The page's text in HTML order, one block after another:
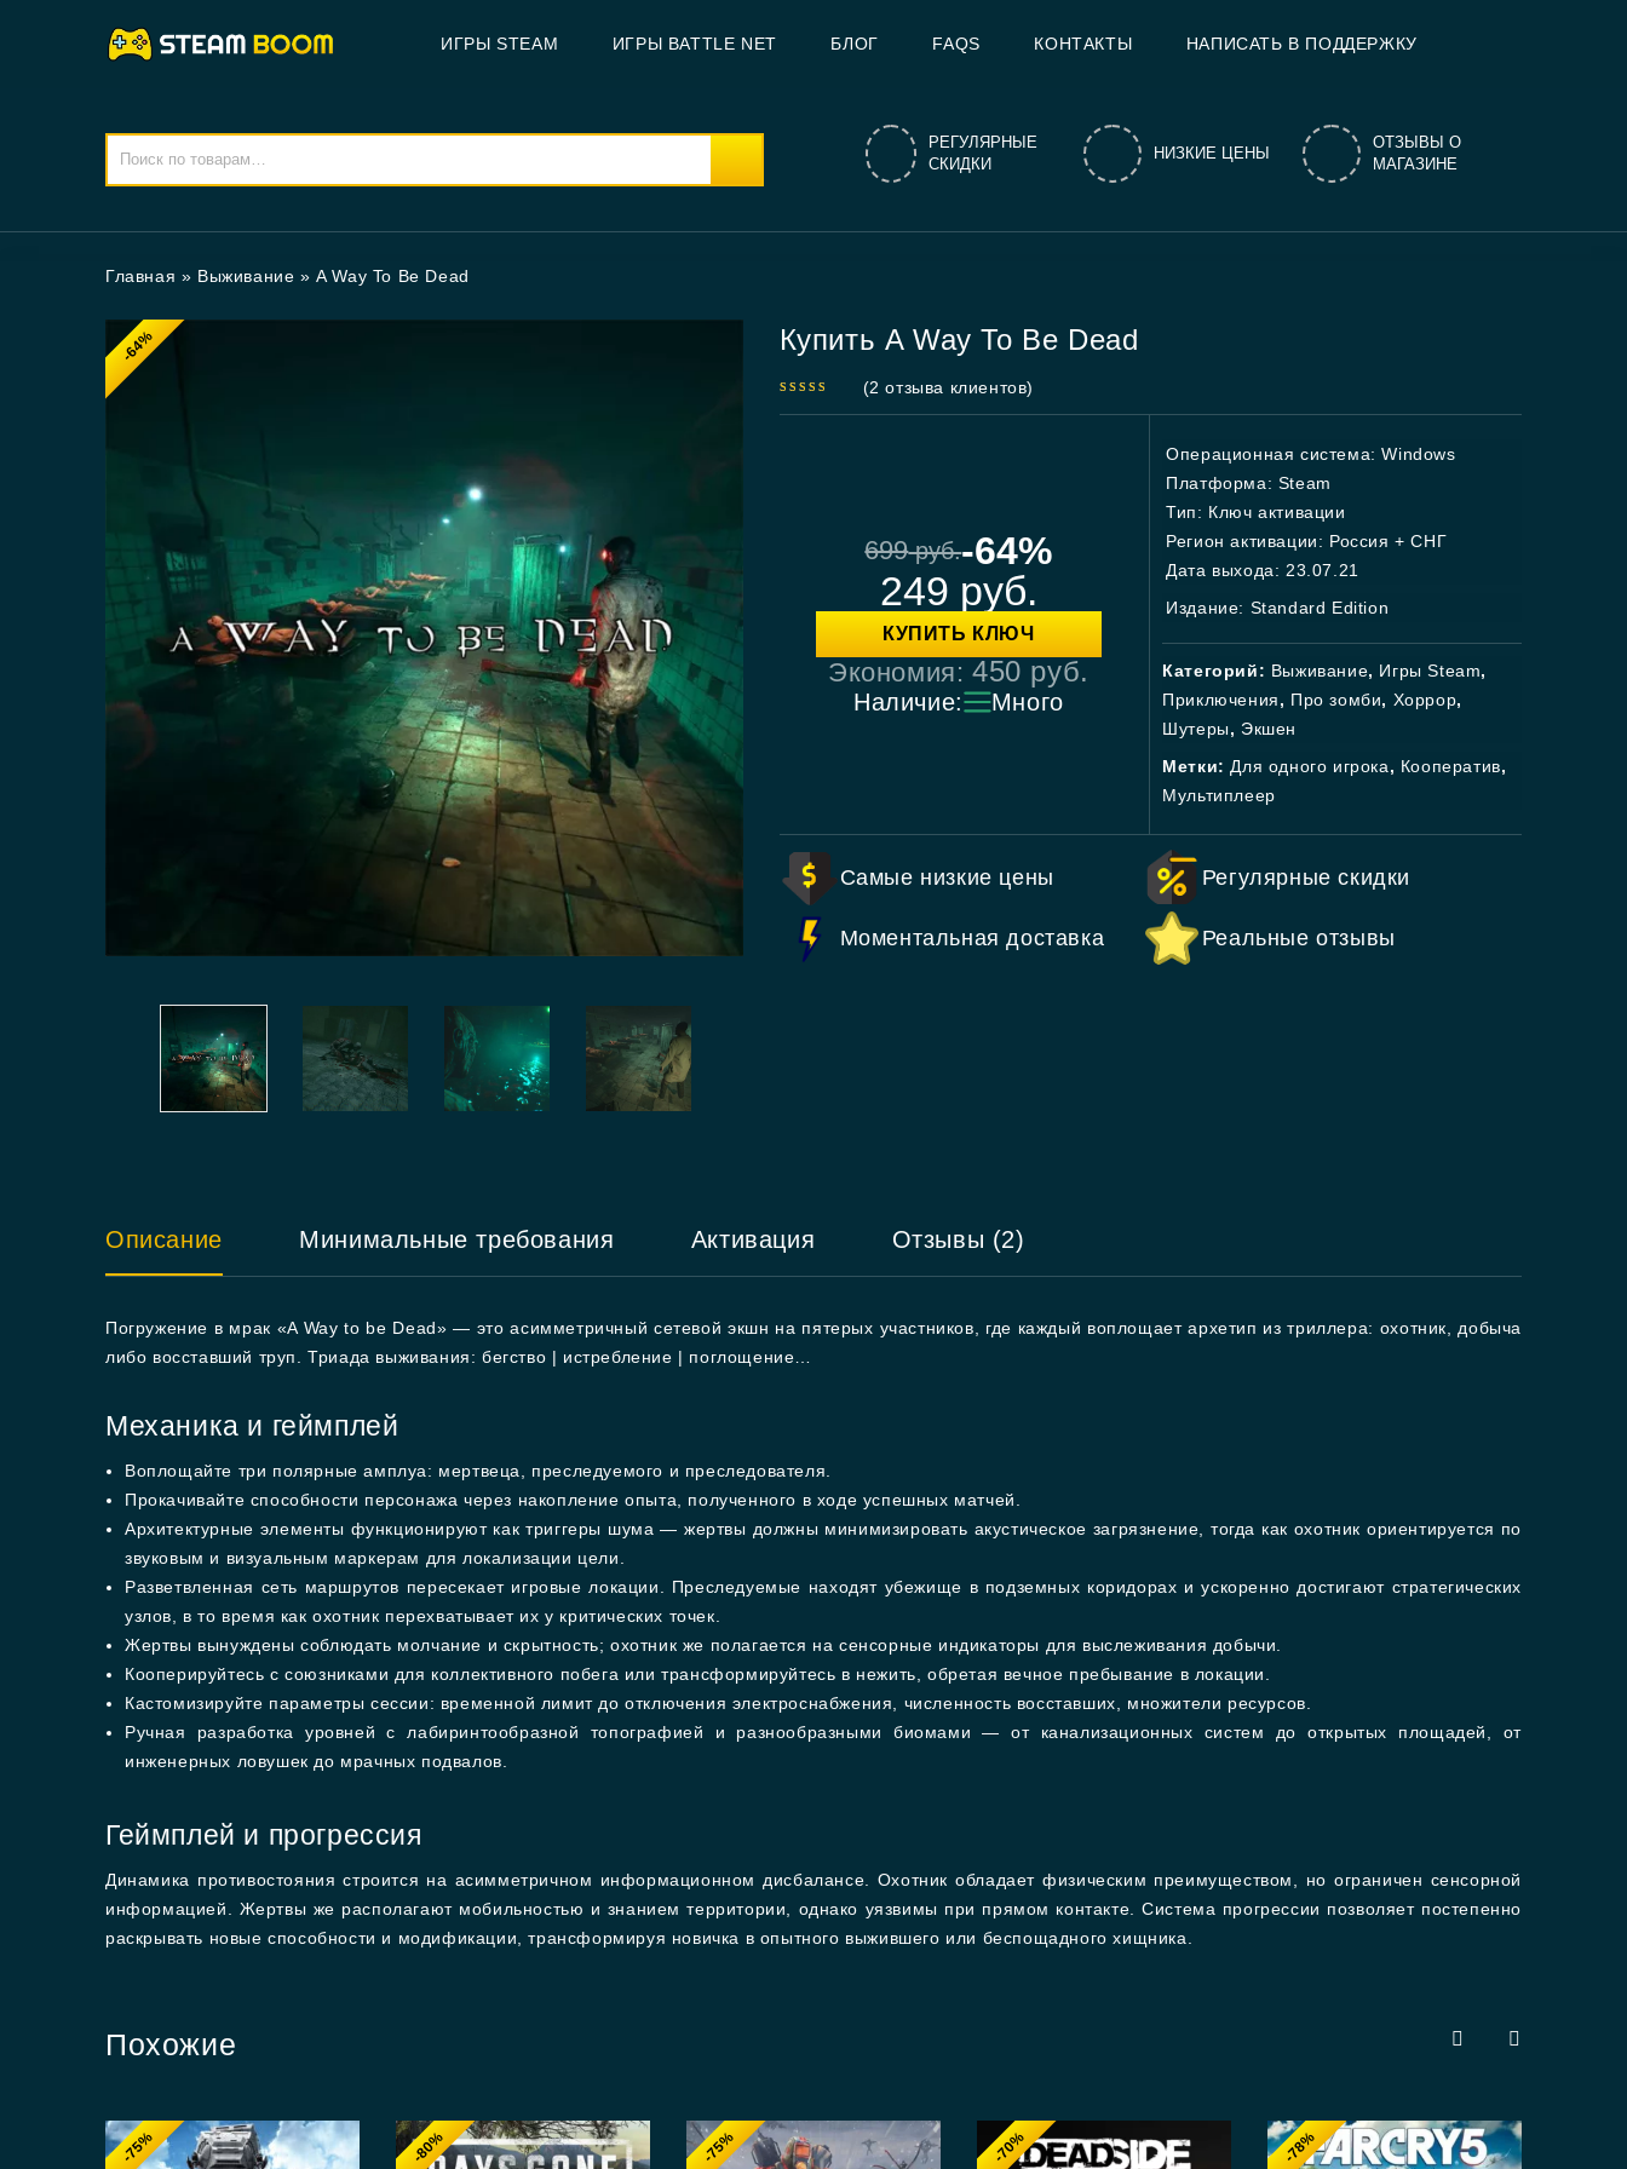
ИГРЫ STEAM ИГРЫ BATTLE NET БЛОГ FAQS КОНТАКТЫ НАПИСАТЬ В ПОДДЕРЖКУ
РЕГУЛЯРНЫЕ
СКИДКИ
НИЗКИЕ ЦЕНЫ
ОТЗЫВЫ О
МАГАЗИНЕ
Главная » Выживание »A Way To Be Dead
-64% Купить A Way To Be Dead
(2 отзыва клиентов)
699руб.-64%
249 руб.
КУПИТЬ КЛЮЧ
Экономия: 450 руб.
Наличие: Много
Операционная система: Windows
Платформа: Steam
Тип: Ключ активации
Регион активации: Россия + СНГ
Дата выхода: 23.07.21
Издание: Standard Edition
Категорий: Выживание, Игры Steam,
Приключения, Про зомби, Хоррор,
Шутеры, Экшен
Метки: Для одного игрока, Кооператив,
Мультиплеер
Самые низкие цены Регулярные скидки
Моментальная доставка Реальные отзывы
Описание Минимальные требования Активация Отзывы (2)
Погружение в мрак «A Way to be Dead» — это асимметричный сетевой экшн на пятерых участников, где каждый воплощает архетип из триллера: охотник, добыча
либо восставший труп. Триада выживания: бегство | истребление | поглощение…
Механика и геймплей
Воплощайте три полярные амплуа: мертвеца, преследуемого и преследователя.
Прокачивайте способности персонажа через накопление опыта, полученного в ходе успешных матчей.
Архитектурные элементы функционируют как триггеры шума — жертвы должны минимизировать акустическое загрязнение, тогда как охотник ориентируется по
звуковым и визуальным маркерам для локализации цели.
Разветвленная сеть маршрутов пересекает игровые локации. Преследуемые находят убежище в подземных коридорах и ускоренно достигают стратегических
узлов, в то время как охотник перехватывает их у критических точек.
Жертвы вынуждены соблюдать молчание и скрытность; охотник же полагается на сенсорные индикаторы для выслеживания добычи.
Кооперируйтесь с союзниками для коллективного побега или трансформируйтесь в нежить, обретая вечное пребывание в локации.
Кастомизируйте параметры сессии: временной лимит до отключения электроснабжения, численность восставших, множители ресурсов.
Ручная разработка уровней с лабиринтообразной топографией и разнообразными биомами — от канализационных систем до открытых площадей, от
инженерных ловушек до мрачных подвалов.
Геймплей и прогрессия
Динамика противостояния строится на асимметричном информационном дисбалансе. Охотник обладает физическим преимуществом, но ограничен сенсорной
информацией. Жертвы же располагают мобильностью и знанием территории, однако уязвимы при прямом контакте. Система прогрессии позволяет постепенно
раскрывать новые способности и модификации, трансформируя новичка в опытного выжившего или беспощадного хищника.
Похожие
-75% -80% -75% -70% -78%